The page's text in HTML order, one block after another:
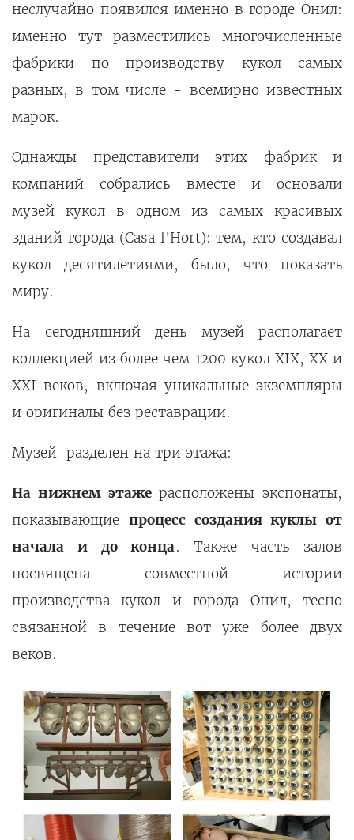
неслучайно появился именно в городе Онил:
именно тут разместились многочисленные
фабрики по производству кукол самых
разных, в том числе - всемирно известных
марок.
Однажды представители этих фабрик и
компаний собрались вместе и основали
музей кукол в одном из самых красивых
зданий города (Casa l'Hort): тем, кто создавал
кукол десятилетиями, было, что показать
миру.
На сегодняшний день музей располагает
коллекцией из более чем 1200 кукол XIX, XX и
XXI веков, включая уникальные экземпляры
и оригиналы без реставрации.
Музей разделен на три этажа:
На нижнем этажерасположены экспонаты,
показывающие процесс создания куклы от
начала и до конца. Также часть залов
посвящена совместной истории
производства кукол и города Онил, тесно
связанной в течение вот уже более двух
веков.